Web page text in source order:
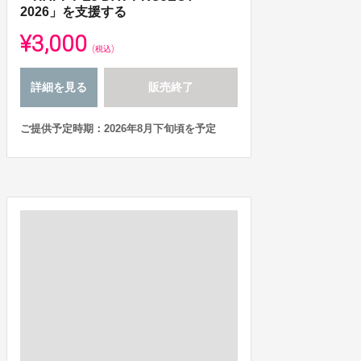
2026」を支援する
¥3,000 (税込)
詳細を見る 販売終了
ご提供予定時期：2026年8月下旬頃を予定